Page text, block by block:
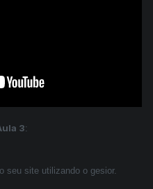
3:
seu site utilizando o gesior.